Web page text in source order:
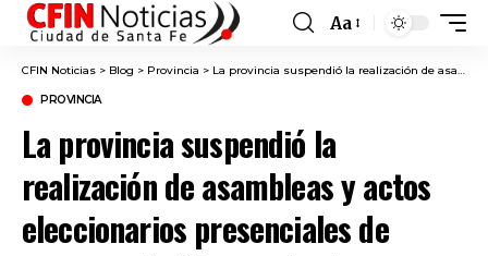
Font
Resizer
Aa
CFIN Noticias > Blog > Provincia > La provincia suspendió la realización de asambleas y actos eleccionarios presenciales de personas jurídicas privadas
PROVINCIA
La provincia suspendió la
realización de asambleas y actos
eleccionarios presenciales de